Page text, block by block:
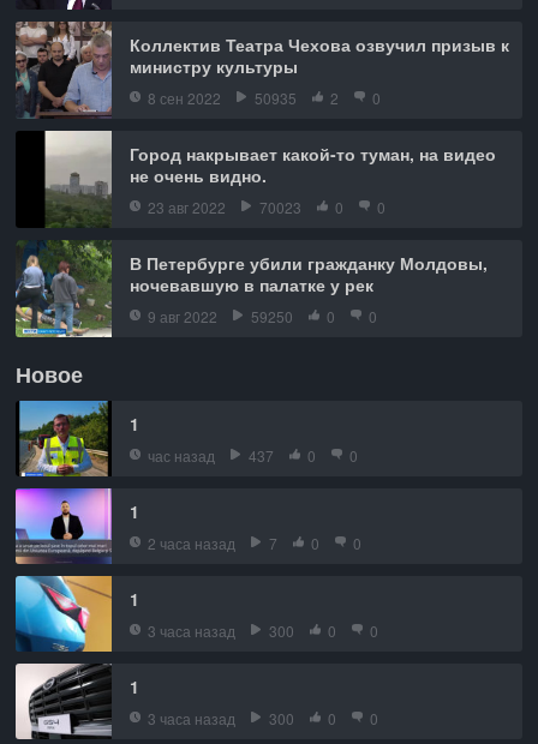
Коллектив Театра Чехова озвучил призыв к
министру культуры
8 сен 2022 50935 2 0
Город накрывает какой-то туман, на видео
не очень видно.
23 авг 2022 70023 0 0
В Петербурге убили гражданку Молдовы,
ночевавшую в палатке у рек
9 авг 2022 59250 0 0
Новое
1
час назад 437 0 0
1
2 часа назад 7 0 0
1
3 часа назад 300 0 0
1
3 часа назад 300 0 0